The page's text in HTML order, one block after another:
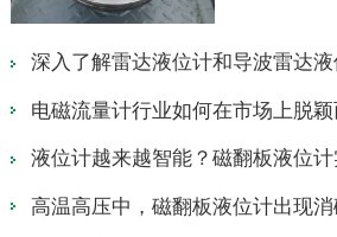
深入了解雷达液位计和导波雷达
电磁流量计行业如何在市场上脱颖